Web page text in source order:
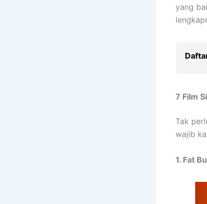
yang
7 Film
Tak
wajib
1. Fat